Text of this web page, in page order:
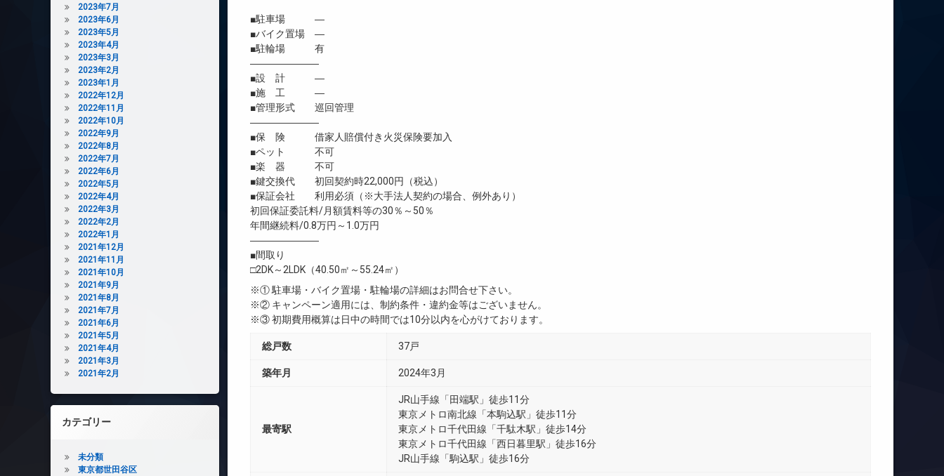
■駐車場 ―
■バイク置場 ―
■駐輪場 有
―――――――
■設 計 ―
■施 工 ―
■管理形式 巡回管理
―――――――
■保 険 借家人賠償付き火災保険要加入
■ペット 不可
■楽 器 不可
■鍵交換代 初回契約時22,000円（税込）
■保証会社 利用必須（※大手法人契約の場合、例外あり）
初回保証委託料/月額賃料等の30％～50％
年間継続料/0.8万円～1.0万円
―――――――
■間取り
□2DK～2LDK（40.50㎡～55.24㎡）
※① 駐車場・バイク置場・駐輪場の詳細はお問合せ下さい。
※② キャンペーン適用には、制約条件・違約金等はございません。
※③ 初期費用概算は日中の時間では10分以内を心がけております。
総戸数 37戸
築年月 2024年3月
最寄駅
JR山手線「田端駅」徒歩11分
東京メトロ南北線「本駒込駅」徒歩11分
東京メトロ千代田線「千駄木駅」徒歩14分
東京メトロ千代田線「西日暮里駅」徒歩16分
JR山手線「駒込駅」徒歩16分
2023年7月
2023年6月
2023年5月
2023年4月
2023年3月
2023年2月
2023年1月
2022年12月
2022年11月
2022年10月
2022年9月
2022年8月
2022年7月
2022年6月
2022年5月
2022年4月
2022年3月
2022年2月
2022年1月
2021年12月
2021年11月
2021年10月
2021年9月
2021年8月
2021年7月
2021年6月
2021年5月
2021年4月
2021年3月
2021年2月
カテゴリー
未分類
東京都世田谷区